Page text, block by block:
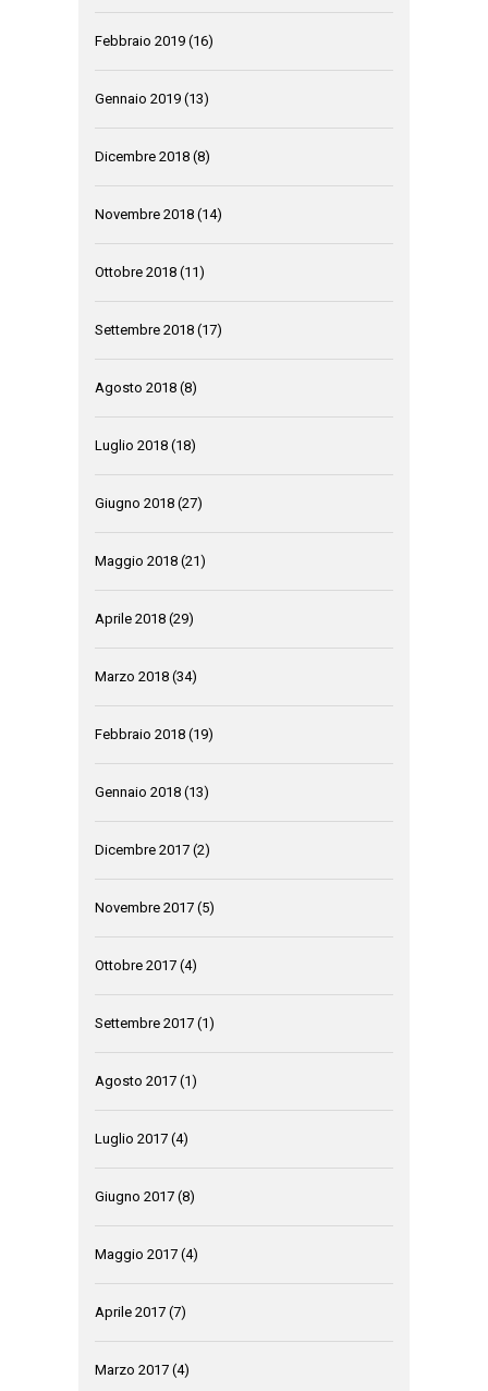
Febbraio 2019 (16)
Gennaio 2019 (13)
Dicembre 2018 (8)
Novembre 2018 (14)
Ottobre 2018 (11)
Settembre 2018 (17)
Agosto 2018 (8)
Luglio 2018 (18)
Giugno 2018 (27)
Maggio 2018 (21)
Aprile 2018 (29)
Marzo 2018 (34)
Febbraio 2018 (19)
Gennaio 2018 (13)
Dicembre 2017 (2)
Novembre 2017 (5)
Ottobre 2017 (4)
Settembre 2017 (1)
Agosto 2017 (1)
Luglio 2017 (4)
Giugno 2017 (8)
Maggio 2017 (4)
Aprile 2017 (7)
Marzo 2017 (4)